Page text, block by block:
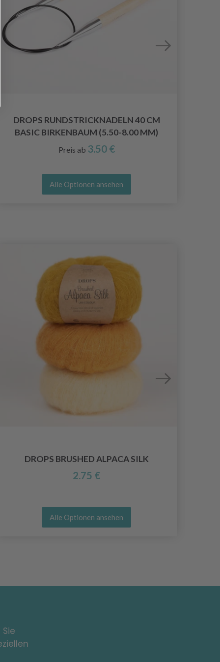
DROPS RUNDSTRICKNADELN 40 CM
BASIC BIRKENBAUM (5.50-8.00 MM)
Preis ab 3.50 €
Alle Optionen ansehen
DROPS BRUSHED ALPACA SILK
2.75 €
Alle Optionen ansehen